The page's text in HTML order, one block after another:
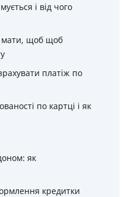
і від чого
мати, щоб щоб
платіж по
по картці і як
як
кредитки